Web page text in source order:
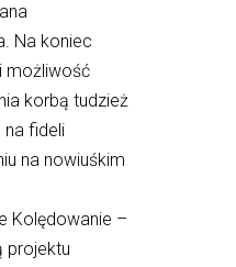
Na koniec
możliwość
korbą tudzież
na fideli
na nowiuśkim
Kolędowanie –
projektu